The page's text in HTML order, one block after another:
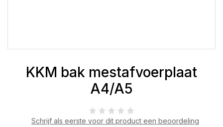
KKM bak mestafvoerplaat
A4/A5
Schrijf als eerste voor dit product een beoordeling